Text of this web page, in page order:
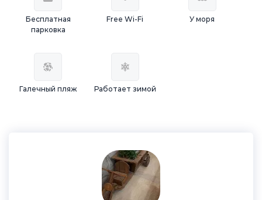
Бесплатная
парковка
Free Wi-Fi У моря
Галечный пляж Работает зимой